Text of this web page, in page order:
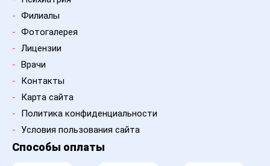
- Филиалы
- Фотогалерея
- Лицензии
- Врачи
-
Контакты
-
Карта сайта
-
Политика конфиденциальности
- Условия пользования сайта
Способы оплаты